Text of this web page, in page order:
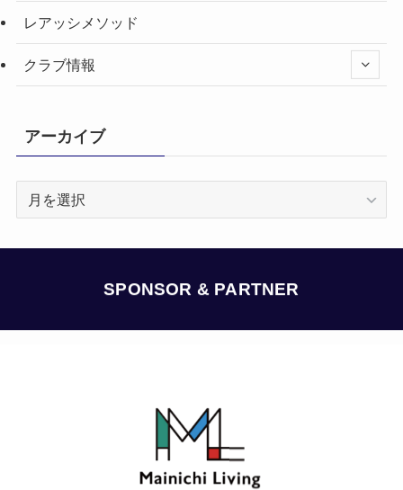
レアッシメソッド
クラブ情報
アーカイブ
SPONSOR & PARTNER